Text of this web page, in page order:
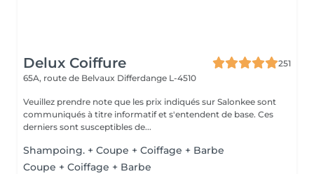
Delux Coiffure
251
65A, route de Belvaux Differdange L-4510
Veuillez prendre note que les prix indiqués sur Salonkee sont
communiqués à titre informatif et s'entendent de base. Ces
derniers sont susceptibles de...
Shampoing. + Coupe + Coiffage + Barbe
Coupe + Coiffage + Barbe